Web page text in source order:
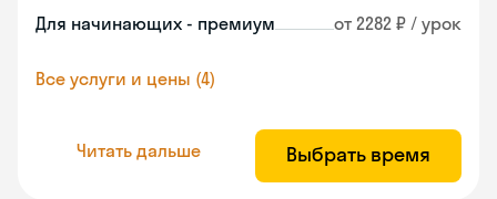
Для начинающих - премиум от 2282 ₽ / урок
Все услуги и цены (4)
Читать дальше Выбрать время